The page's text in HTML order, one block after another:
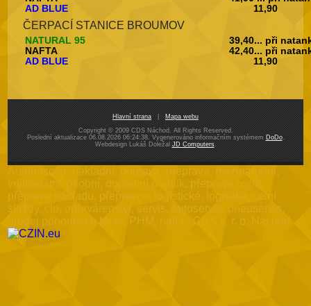
AD BLUE
11,90
ČERPACÍ STANICE BROUMOV
NATURAL 95
39,40... při
NAFTA
42,40... při
AD BLUE
11,90
Hlavní strana|Mapa webu
Copyright © 2009 CDS Náchod. All Rights Reserved.
Poslední aktualizace 06.08.2026 06:24:38. Vygenerováno informačním systémemDoDo.
Webdesign Lukáš DoležalJD Computers.
Autobusová, nákladní, doprava, přeprava, mezinárodní,
vnitrostátní, osobní, dopravní podnik, přeprava osob,
přeprava nákladu, přepravce, logistické, logistika, celní
služby, clo, opravárenství, servis, autoservis, pneuservis,
prodej pohonných hmot, PHM, nafta - CDS s. r. o. Náchod